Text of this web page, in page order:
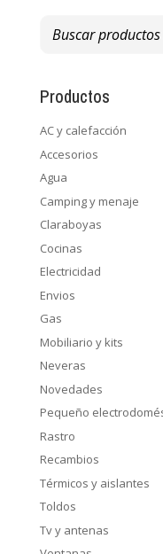
Productos
AC y calefacción
Accesorios
Agua
Camping y menaje
Claraboyas
Cocinas
Electricidad
Envios
Gas
Mobiliario y kits
Neveras
Novedades
Pequeño
Rastro
Recambios
Térmicos y aislantes
Toldos
Tv y antenas